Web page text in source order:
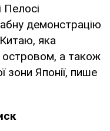
Пелосі
демонстрацію
Китаю, яка
островом, а також
зони Японії, пише